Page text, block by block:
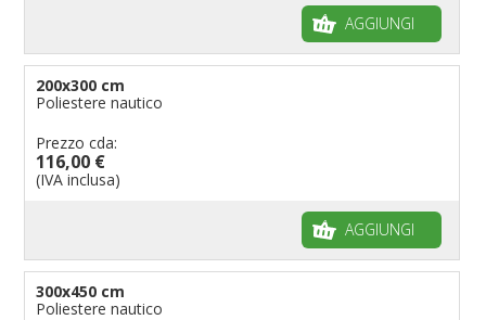
AGGIUNGI
200x300 cm
Poliestere nautico
Prezzo cda:
116,00 €
(IVA inclusa)
AGGIUNGI
300x450 cm
Poliestere nautico